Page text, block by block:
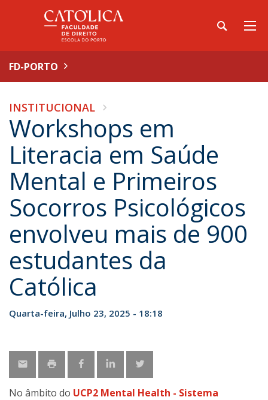
FD-PORTO
INSTITUCIONAL
Workshops em
Literacia em Saúde
Mental e Primeiros
Socorros Psicológicos
envolveu mais de 900
estudantes da
Católica
Quarta-feira, Julho 23, 2025 - 18:18
No âmbito do UCP2 Mental Health - Sistema